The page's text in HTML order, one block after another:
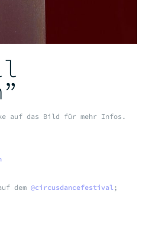
auf das Bild für mehr Infos.
dem @circusdancefestival;